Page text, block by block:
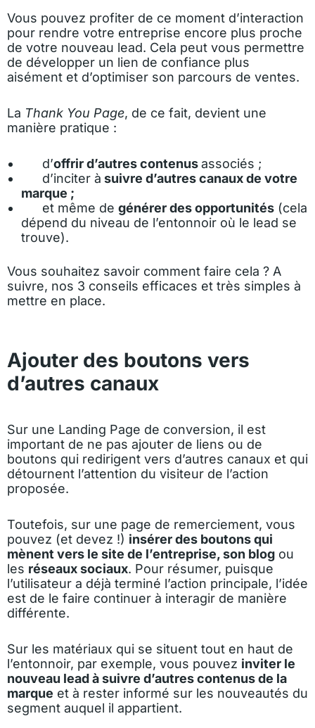
Vous pouvez profiter de ce moment d’interaction
pour rendre votre entreprise encore plus proche
de votre nouveau lead. Cela peut vous permettre
de développer un lien de confiance plus
aisément et d’optimiser son parcours de ventes.
La Thank You Page, de ce fait, devient une
manière pratique :
d’offrir d’autres contenusassociés ;
d’inciter à suivre d’autres canaux de votre
marque ;
et même de générer des opportunités (cela
dépend du niveau de l’entonnoir où le lead se
trouve).
Vous souhaitez savoir comment faire cela ? A
suivre, nos 3 conseils efficaces et très simples à
mettre en place.
Ajouter des boutons vers
d’autres canaux
Sur une Landing Page de conversion, il est
important de ne pas ajouter de liens ou de
boutons qui redirigent vers d’autres canaux et qui
détournent l’attention du visiteur de l’action
proposée.
Toutefois, sur une page de remerciement, vous
pouvez (et devez !) insérer des boutons qui
mènent vers le site de l’entreprise, son blog ou
les réseaux sociaux. Pour résumer, puisque
l’utilisateur a déjà terminé l’action principale, l’idée
est de le faire continuer à interagir de manière
différente.
Sur les matériaux qui se situent tout en haut de
l’entonnoir, par exemple, vous pouvez inviter le
nouveau lead à suivre d’autres contenus de la
marque et à rester informé sur les nouveautés du
segment auquel il appartient.